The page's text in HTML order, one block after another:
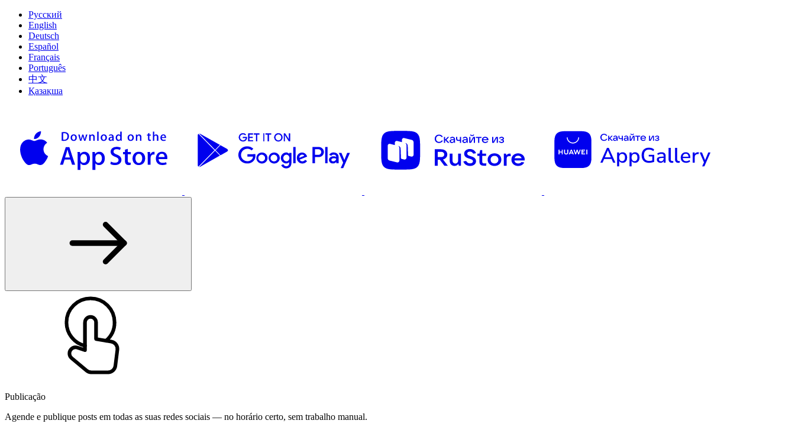
Русский
English
Deutsch
Español
Français
Português
中文
Қазақша
Publicação
Agende e publique posts em todas as suas redes sociais — no horário certo, sem trabalho manual.